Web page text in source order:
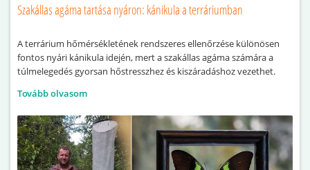
Szakállas agáma tartása nyáron: kánikula a terráriumban
A terrárium hőmérsékletének rendszeres ellenőrzése különösen
fontos nyári kánikula idején, mert a szakállas agáma számára a
túlmelegedés gyorsan hőstresszhez és kiszáradáshoz vezethet.
Tovább olvasom